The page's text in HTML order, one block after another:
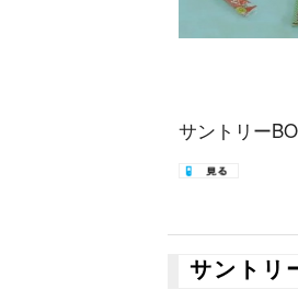
サントリー
サントリ